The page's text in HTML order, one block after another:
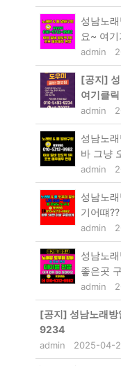
성남노
요~ 여
admin
[공지]
여기클릭
admin
성남노
바 그냥
admin
성남노
기어떄
admin
성남노
좋은곳
admin
[공지]성남노래
9234
admin 2025-04-